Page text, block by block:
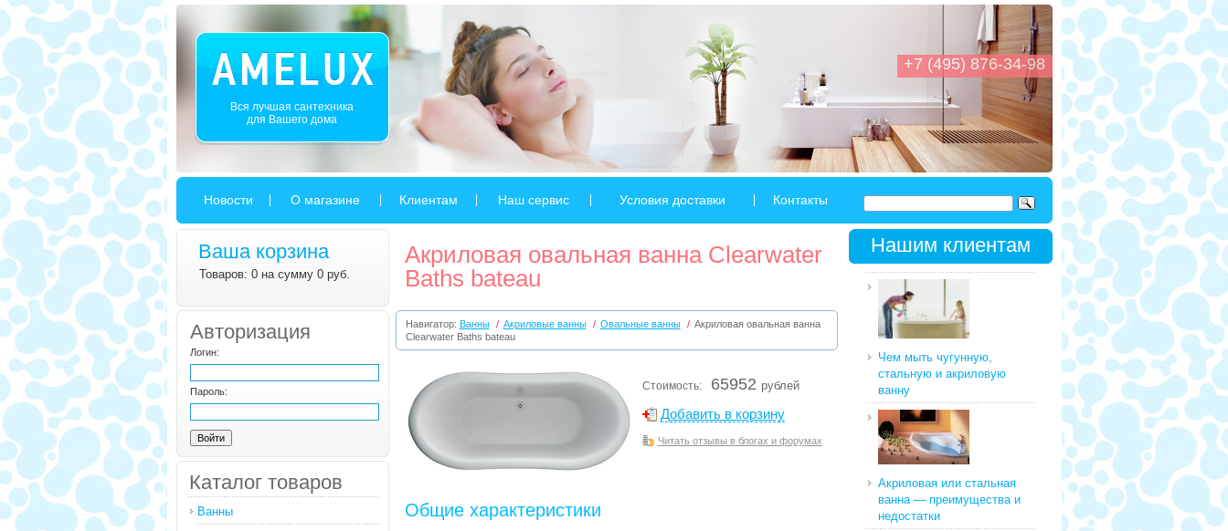
+7 (495) 876-34-98
Вся лучшая сантехника
для Вашего дома
Новости О магазине Клиентам Наш сервис Условия доставки Контакты
Ваша корзина
Товаров: 0 на сумму 0 руб.
Авторизация
Логин:
Пароль:
Каталог товаров
Ванны
Акриловая овальная ванна Clearwater
Baths bateau
Навигатор: Ванны / Акриловые ванны / Овальные ванны / Акриловая овальная ванна
Clearwater Baths bateau
Стоимость: 65952 рублей
Добавить в корзину
Читать отзывы в блогах и форумах
Общие характеристики
Нашим клиентам
Чем мыть чугунную,
стальную и акриловую
ванну
Акриловая или стальная
ванна — преимущества и
недостатки